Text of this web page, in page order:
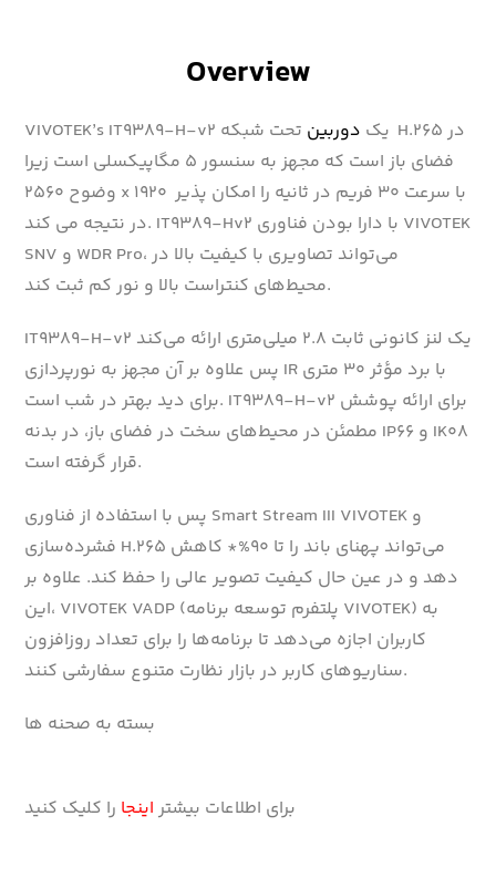
Overview
VIVOTEK’s IT9389-H-v2 یک دوربین تحت شبکه H.265 در
فضای باز است که مجهز به سنسور ۵ مگاپیکسلی است زیرا
وضوح ۲۵۶۰ x 1920 با سرعت ۳۰ فریم در ثانیه را امکان پذیر
در نتیجه می کند. IT9389-Hv2 با دارا بودن فناوری VIVOTEK
SNV و WDR Pro، می‌تواند تصاویری با کیفیت بالا در
محیط‌های کنتراست بالا و نور کم ثبت کند.
IT9389-H-v2 یک لنز کانونی ثابت ۲.۸ میلی‌متری ارائه می‌کند
پس علاوه بر آن مجهز به نورپردازی IR با برد مؤثر ۳۰ متری
برای دید بهتر در شب است. IT9389-H-v2 برای ارائه پوشش
مطمئن در محیط‌های سخت در فضای باز، در بدنه IP66 و IK08
قرار گرفته است.
پس با استفاده از فناوری Smart Stream III VIVOTEK و
فشرده‌سازی H.265 می‌تواند پهنای باند را تا ۹۰%* کاهش
دهد و در عین حال کیفیت تصویر عالی را حفظ کند. علاوه بر
این، VIVOTEK VADP (پلتفرم توسعه برنامه VIVOTEK) به
کاربران اجازه می‌دهد تا برنامه‌ها را برای تعداد روزافزون
سناریوهای کاربر در بازار نظارت متنوع سفارشی کنند.
بسته به صحنه ها
برای اطلاعات بیشتر اینجا را کلیک کنید